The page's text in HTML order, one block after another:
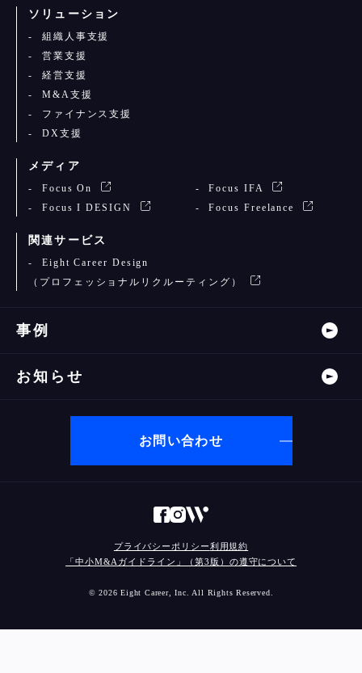
ソリューション
組織人事支援
営業支援
経営支援
M&A支援
ファイナンス支援
DX支援
メディア
Focus On
Focus IFA
Focus I DESIGN
Focus Freelance
関連サービス
Eight Career Design
（プロフェッショナルリクルーティング）
事例
お知らせ
お問い合わせ
プライバシーポリシー利用規約
「中小M&Aガイドライン」（第3版）の遵守について
© 2026 Eight Career, Inc. All Rights Reserved.